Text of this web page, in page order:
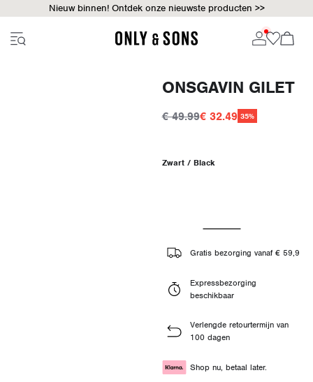
Nieuw binnen! Ontdek onze nieuwste producten >>
ONSGAVIN GILET
€ 49.99€ 32.49 35%
Zwart / Black
Gratis bezorging vanaf € 59,9
Expressbezorging
beschikbaar
Verlengde retourtermijn van
100 dagen
Shop nu, betaal later.